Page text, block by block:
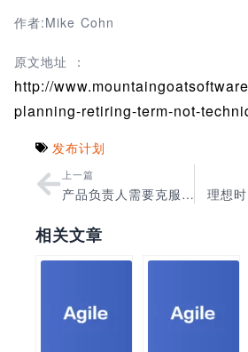
作者:Mike Cohn
原文地址 ：
http://
planning-retiring-term-not-
发布计划
上一篇
产品负责人需要克服的普遍挑战 理想
相关文章